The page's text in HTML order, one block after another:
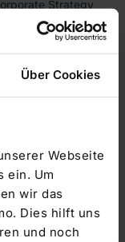
Über Cookies
Webseite
ein. Um
wir das
Dies hilft uns
und noch
Strategy
Koch ein
stationären
RHÖN-
Klinikum.